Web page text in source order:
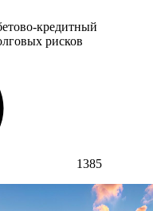
кредитный
рисков
1385